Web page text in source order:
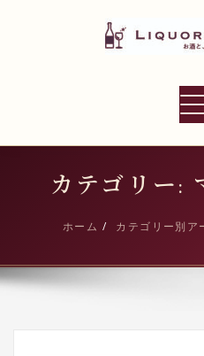
プ
LIQUOR AND
カテゴリー:
ホーム カテゴリー別